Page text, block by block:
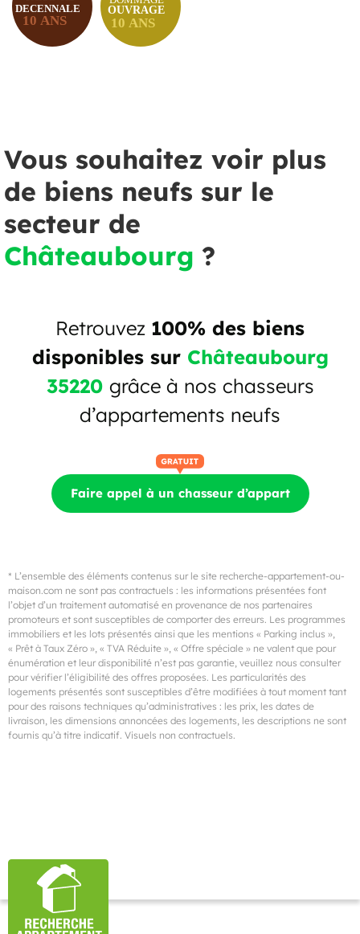
Vous souhaitez voir plus
de biens neufs sur le
secteur de
Châteaubourg ?
Retrouvez 100% des biens
disponibles sur Châteaubourg
35220 grâce à nos chasseurs
d’appartements neufs
Faire appel à un chasseur d’appart
* L’ensemble des éléments contenus sur le site recherche-appartement-ou-
maison.com ne sont pas contractuels : les informations présentées font
l’objet d’un traitement automatisé en provenance de nos partenaires
promoteurs et sont susceptibles de comporter des erreurs. Les programmes
immobiliers et les lots présentés ainsi que les mentions « Parking inclus »,
« Prêt à Taux Zéro », « TVA Réduite », « Offre spéciale » ne valent que pour
énumération et leur disponibilité n’est pas garantie, veuillez nous consulter
pour vérifier l’éligibilité des offres proposées. Les particularités des
logements présentés sont susceptibles d’être modifiées à tout moment tant
pour des raisons techniques qu’administratives : les prix, les dates de
livraison, les dimensions annoncées des logements, les descriptions ne sont
fournis qu’à titre indicatif. Visuels non contractuels.